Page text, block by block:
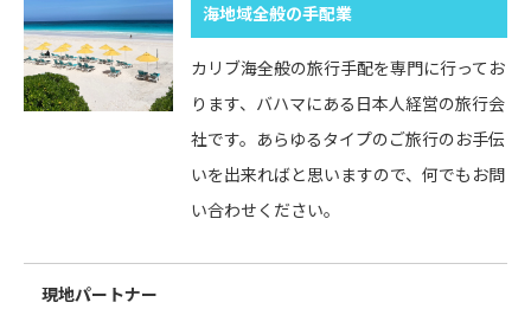
海地域全般の手配業
カリブ海全般の旅行手配を専門に行ってお
ります、バハマにある日本人経営の旅行会
社です。あらゆるタイプのご旅行のお手伝
いを出来ればと思いますので、何でもお問
い合わせください。
現地パートナー